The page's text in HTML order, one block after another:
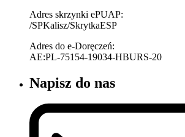
Adres skrzynki ePUAP:
/SPKalisz/SkrytkaESP
Adres do e-Doręczeń:
AE:PL-75154-19034-HBURS-20
Napisz do nas